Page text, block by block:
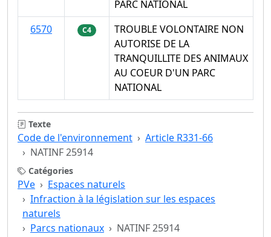
PARC NATIONAL
6570
C4
TROUBLE VOLONTAIRE NON
AUTORISE DE LA
TRANQUILLITE DES ANIMAUX
AU COEUR D'UN PARC
NATIONAL
Texte
Code de l'environnement
Article R331-66
NATINF 25914
Catégories
PVe
Espaces naturels
Infraction à la législation sur les espaces
naturels
Parcs nationaux
NATINF 25914